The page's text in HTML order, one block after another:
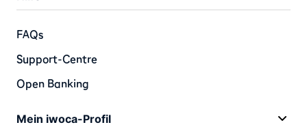
FAQs
Support-Centre
Open Banking
Mein iwoca-Profil